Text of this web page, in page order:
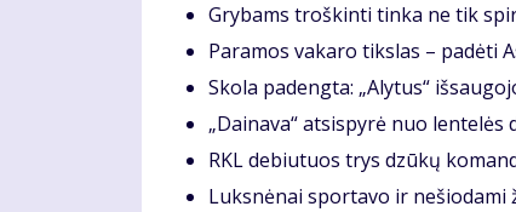
Grybams troškinti tinka ne tik
Paramos vakaro tikslas – padėti
Skola padengta: „Alytus“
„Dainava“ atsispyrė nuo lentelės
RKL debiutuos trys dzūkų
Luksnėnai sportavo ir nešiodami